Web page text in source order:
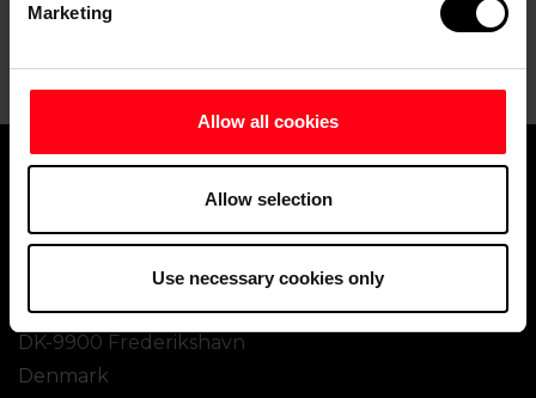
Marketing
Allow all cookies
Allow selection
Use necessary cookies only
Fodboldvej 7
DK-9900 Frederikshavn
Denmark